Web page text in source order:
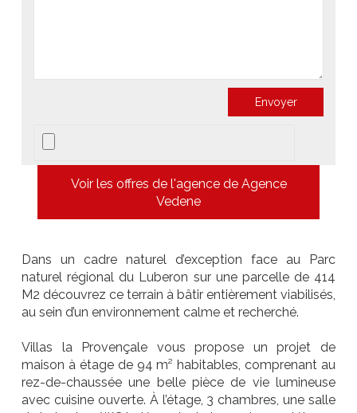
Voir les offres de l'agence de Agence
Vedene
Dans un cadre naturel d’exception face au Parc
naturel régional du Luberon sur une parcelle de 414
M2 découvrez ce terrain à bâtir entièrement viabilisés,
au sein d’un environnement calme et recherché.
Villas la Provençale vous propose un projet de
maison à étage de 94 m² habitables, comprenant au
rez-de-chaussée une belle pièce de vie lumineuse
avec cuisine ouverte. À l’étage, 3 chambres, une salle